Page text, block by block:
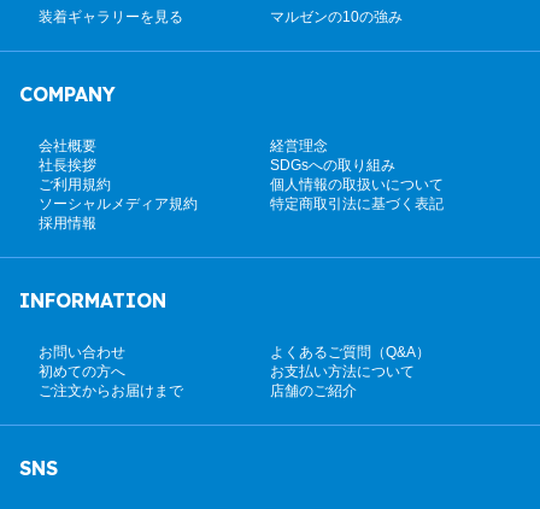
装着ギャラリーを見る マルゼンの10の強み
COMPANY
会社概要
経営理念
社長挨拶
SDGsへの取り組み
ご利用規約
個人情報の取扱いについて
ソーシャルメディア規約
特定商取引法に基づく表記
採用情報
INFORMATION
お問い合わせ
よくあるご質問（Q&A）
初めての方へ
お支払い方法について
ご注文からお届けまで
店舗のご紹介
SNS